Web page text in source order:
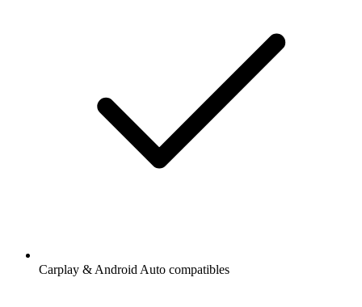
Carplay & Android Auto compatibles